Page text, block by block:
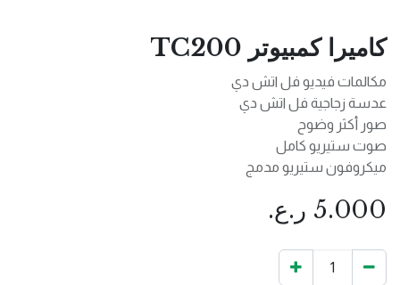
كاميرا كمبيوتر TC200
مكالمات فيديو فل اتش دي
عدسة زجاجية فل اتش دي
صور أكثر وضوح
صوت ستيريو كامل
ميكروفون ستيريو مدمج
5.000 ر.ع.